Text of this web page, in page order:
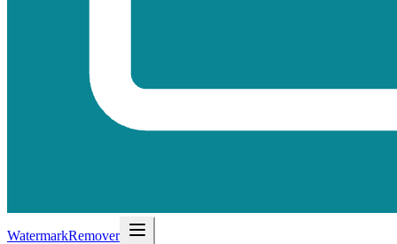
WatermarkRemover